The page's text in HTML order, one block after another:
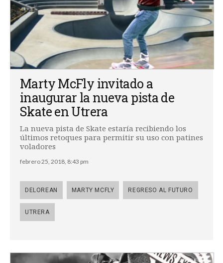
Marty McFly invitado a
inaugurar la nueva pista de
Skate en Utrera
La nueva pista de Skate estaría recibiendo los
últimos retoques para permitir su uso con patines
voladores
febrero 25, 2018, 8:43 pm
DELOREAN MARTY MCFLY REGRESO AL FUTURO
UTRERA